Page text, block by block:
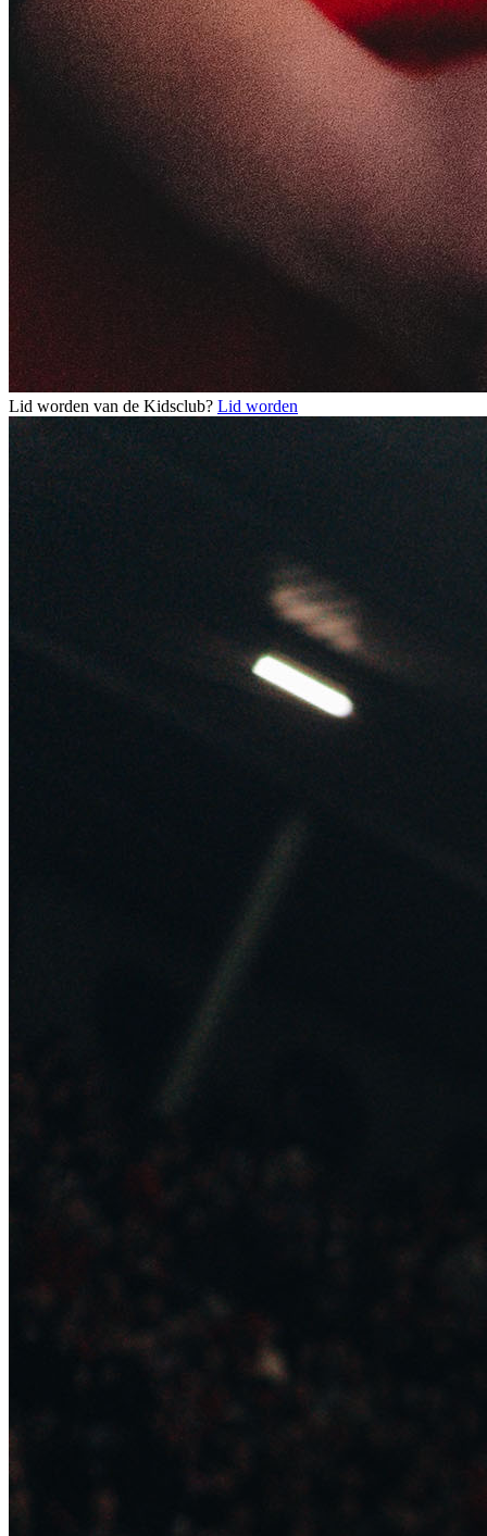
Lid worden van de Kidsclub? Lid worden